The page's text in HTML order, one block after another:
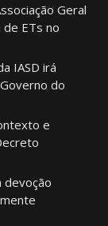
Geral
de ETs no
IASD irá
do
e
devoção